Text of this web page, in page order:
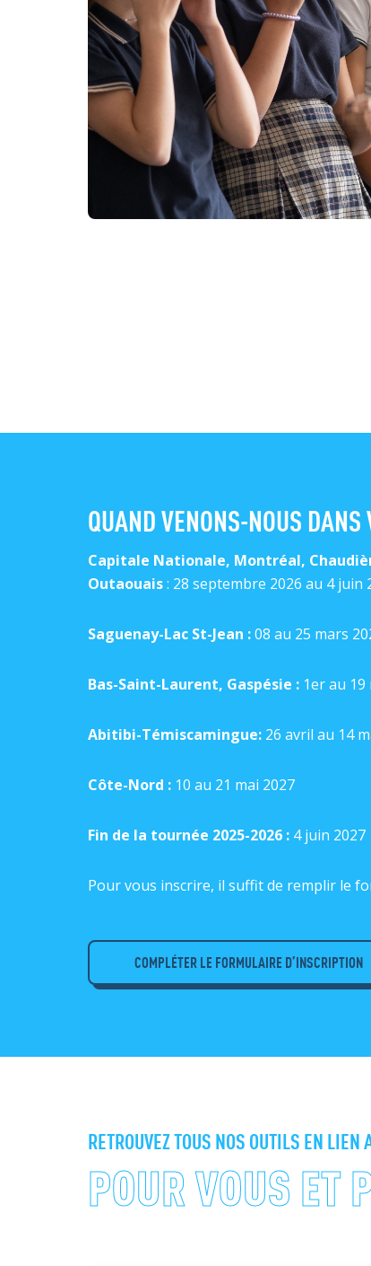
QUAND VENONS-NOUS
Capitale Nationale, Montréal,
Outaouais: 28 septembre 2026 au 4 juin
Saguenay-Lac St-Jean :08 au 25 mars
Bas-Saint-Laurent, Gaspésie : 1erau 19
Abitibi-Témiscamingue: 26 avril au 14
Côte-Nord : 10 au 21 mai 2027
Fin de la tournée 2025-2026 : 4juin 2027
Pour vous inscrire, il suffit de remplir le
COMPLÉTER LE FORMULAIRE D’INSCRIPTION
RETROUVEZ TOUS NOS OUTILS EN
POUR VOUS ET